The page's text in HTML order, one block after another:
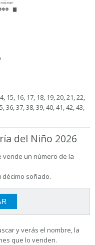
15, 16, 17, 18, 19, 20, 21, 22,
36, 37, 38, 39, 40, 41, 42, 43,
del Niño 2026
vende un número de la
soñado.
y verás el nombre, la
que lo venden.